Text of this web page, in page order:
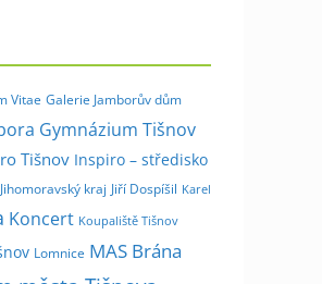
Vitae Galerie Jamborův dům
Gymnázium Tišnov
Tišnov Inspiro – středisko
Jihomoravský kraj Jiří Dospíšil Karel
Koncert Koupaliště Tišnov
Lomnice MAS Brána